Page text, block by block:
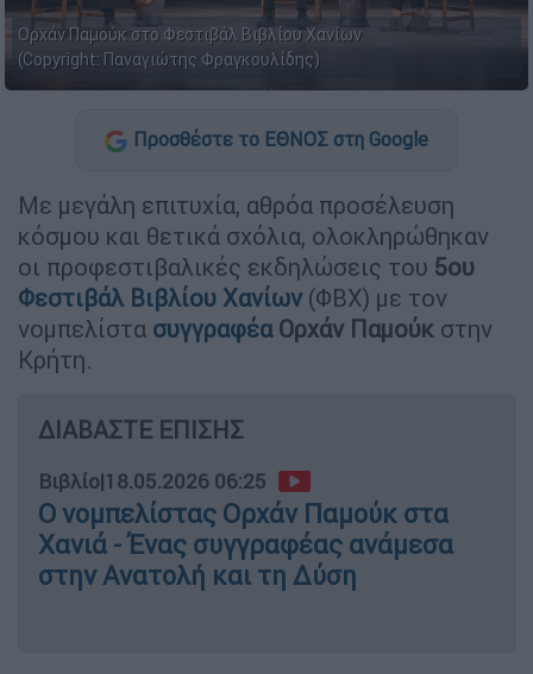
Ορχάν Παμούκ στο Φεστιβάλ Βιβλίου Χανίων
(Copyright: Παναγιώτης Φραγκουλίδης)
Προσθέστε το ΕΘΝΟΣ στη Google
Με μεγάλη επιτυχία, αθρόα προσέλευση
κόσμου και θετικά σχόλια, ολοκληρώθηκαν
οι προφεστιβαλικές εκδηλώσεις του 5ου
Φεστιβάλ Βιβλίου Χανίων(ΦΒΧ) με τον
νομπελίστα συγγραφέα Ορχάν Παμούκ στην
Κρήτη.
ΔΙΑΒΑΣΤΕ ΕΠΙΣΗΣ
Βιβλίο|18.05.2026 06:25
Ο νομπελίστας Ορχάν Παμούκ στα
Χανιά - Ένας συγγραφέας ανάμεσα
στην Ανατολή και τη Δύση